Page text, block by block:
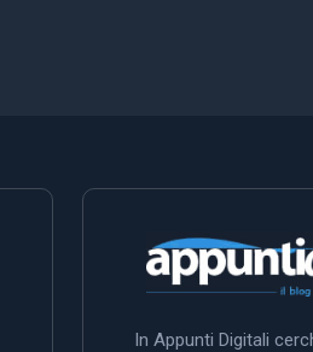
In Appunti Digitali